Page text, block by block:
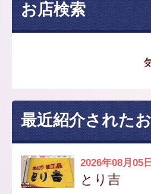
お店検索
最近紹介された
2026年08月05日
とり吉